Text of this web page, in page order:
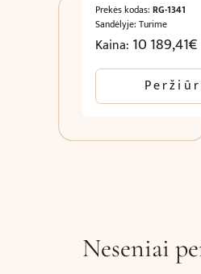
Prekės kodas: RG-1341
Sandėlyje: Turime
Kaina: 10 189,41€
Neseniai